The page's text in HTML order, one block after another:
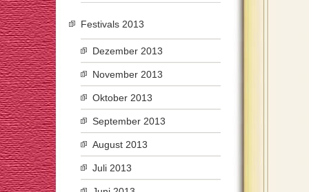
Festivals 2013
Dezember 2013
November 2013
Oktober 2013
September 2013
August 2013
Juli 2013